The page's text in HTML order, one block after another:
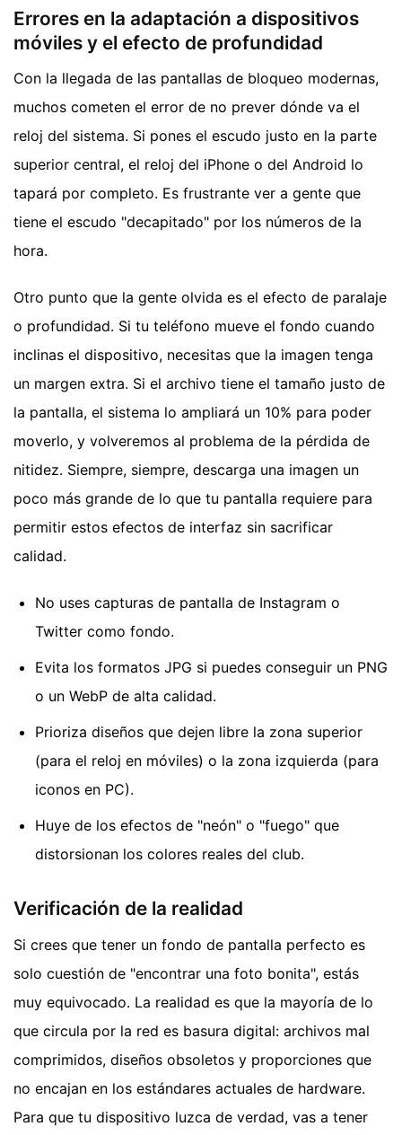
Errores en la adaptación a dispositivos
móviles y el efecto de profundidad
Con la llegada de las pantallas de bloqueo modernas,
muchos cometen el error de no prever dónde va el
reloj del sistema. Si pones el escudo justo en la parte
superior central, el reloj del iPhone o del Android lo
tapará por completo. Es frustrante ver a gente que
tiene el escudo "decapitado" por los números de la
hora.
Otro punto que la gente olvida es el efecto de paralaje
o profundidad. Si tu teléfono mueve el fondo cuando
inclinas el dispositivo, necesitas que la imagen tenga
un margen extra. Si el archivo tiene el tamaño justo de
la pantalla, el sistema lo ampliará un 10% para poder
moverlo, y volveremos al problema de la pérdida de
nitidez. Siempre, siempre, descarga una imagen un
poco más grande de lo que tu pantalla requiere para
permitir estos efectos de interfaz sin sacrificar
calidad.
No uses capturas de pantalla de Instagram o
Twitter como fondo.
Evita los formatos JPG si puedes conseguir un PNG
o un WebP de alta calidad.
Prioriza diseños que dejen libre la zona superior
(para el reloj en móviles) o la zona izquierda (para
iconos en PC).
Huye de los efectos de "neón" o "fuego" que
distorsionan los colores reales del club.
Verificación de la realidad
Si crees que tener un fondo de pantalla perfecto es
solo cuestión de "encontrar una foto bonita", estás
muy equivocado. La realidad es que la mayoría de lo
que circula por la red es basura digital: archivos mal
comprimidos, diseños obsoletos y proporciones que
no encajan en los estándares actuales de hardware.
Para que tu dispositivo luzca de verdad, vas a tener